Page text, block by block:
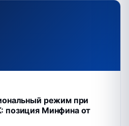
режим при
позиция Минфина от